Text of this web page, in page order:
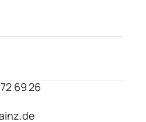
69 26